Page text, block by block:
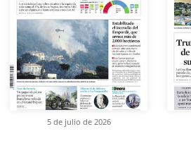
5 de julio de 2026